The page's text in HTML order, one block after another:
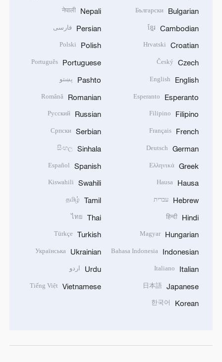
Bulgarian
Български
Cambodian
ខ្មែរ
Croatian
Hrvatski
Czech
Český
English
English
Esperanto
Esperanto
Filipino
Filipino
French
Français
German
Deutsch
Greek
Ελληνικά
Hausa
Hausa
Hebrew עברית
Hindi
हिन्दी
Hungarian
Magyar
Indonesian
Bahasa Indonesia
Italian
Italiano
Japanese
日本語
Korean
한국어
Nepali
नेपाली
Persian فارسی
Polish
Polski
Portuguese
Português
Pashto پښتو
Romanian
Română
Russian
Русский
Serbian
Српски
Sinhala
සිංහල
Spanish
Español
Swahili
Kiswahili
Tamil
தமிழ்
Thai
ไทย
Turkish
Türkçe
Ukrainian
Українська
Urdu اردو
Vietnamese
Tiếng Việt